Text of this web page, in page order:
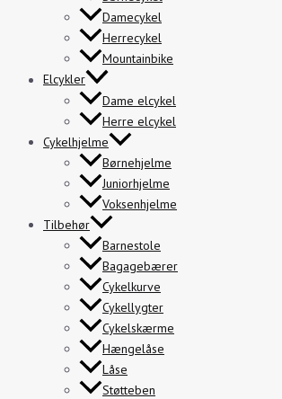
Damecykel
Herrecykel
Mountainbike
Elcykler
Dame elcykel
Herre elcykel
Cykelhjelme
Børnehjelme
Juniorhjelme
Voksenhjelme
Tilbehør
Barnestole
Bagagebærer
Cykelkurve
Cykellygter
Cykelskærme
Hængelåse
Låse
Støtteben